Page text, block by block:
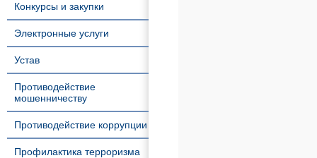
Конкурсы и закупки
Электронные услуги
Устав
Противодействие
мошенничеству
Противодействие коррупции
Профилактика терроризма